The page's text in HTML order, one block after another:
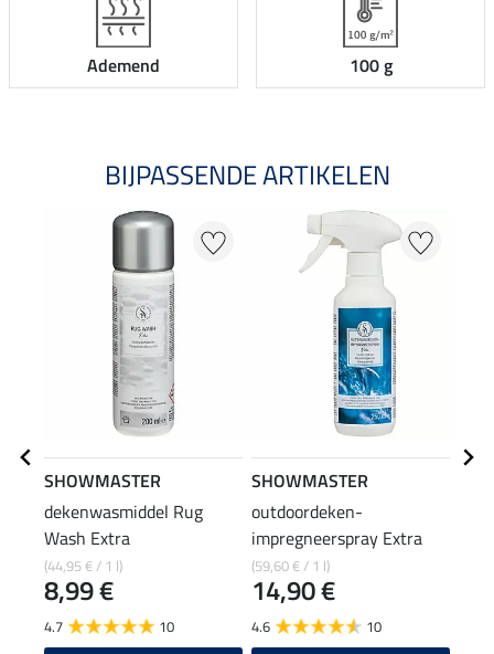
Ademend 100 g
BIJPASSENDE ARTIKELEN
SHOWMASTER
dekenwasmiddel Rug
Wash Extra
(44,95 € / 1 l)
8,99 €
4.7 10
SHOWMASTER
outdoordeken-
impregneerspray Extra
(59,60 € / 1 l)
14,90 €
4.6 10